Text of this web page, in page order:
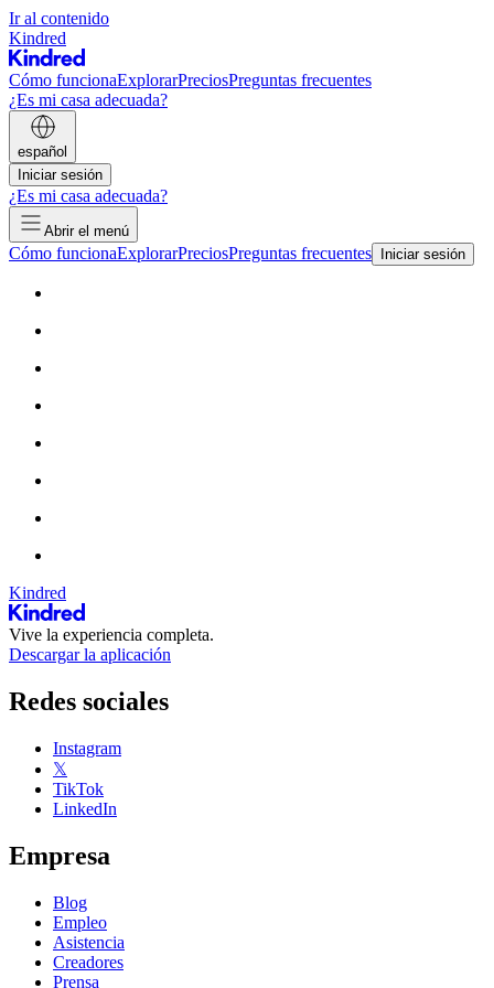
Ir al contenido
Kindred
Cómo funcionaExplorarPreciosPreguntas frecuentes
¿Es mi casa adecuada?
español
Iniciar sesión
¿Es mi casa adecuada?
Abrir el menú
Cómo funcionaExplorarPreciosPreguntas frecuentes Iniciar sesión
Kindred
Vive la experiencia completa.
Descargar la aplicación
Redes sociales
Instagram
𝕏
TikTok
LinkedIn
Empresa
Blog
Empleo
Asistencia
Creadores
Prensa